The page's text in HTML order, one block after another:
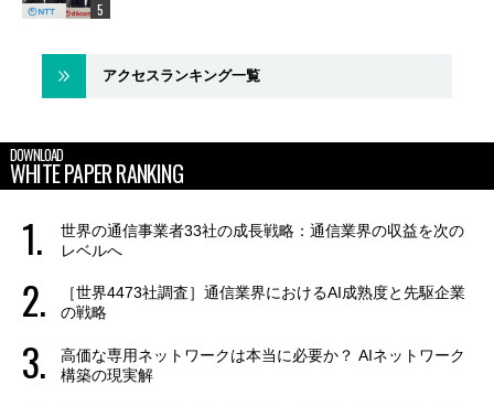
アクセスランキング一覧
DOWNLOAD
WHITE PAPER RANKING
世界の通信事業者33社の成長戦略：通信業界の収益を次の
レベルへ
［世界4473社調査］通信業界におけるAI成熟度と先駆企業
の戦略
高価な専用ネットワークは本当に必要か？ AIネットワーク
構築の現実解